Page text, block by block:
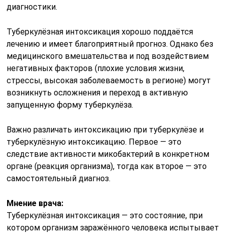
диагностики.
Туберкулёзная интоксикация хорошо поддаётся
лечению и имеет благоприятный прогноз. Однако без
медицинского вмешательства и под воздействием
негативных факторов (плохие условия жизни,
стрессы, высокая заболеваемость в регионе) могут
возникнуть осложнения и переход в активную
запущенную форму туберкулёза.
Важно различать интоксикацию при туберкулёзе и
туберкулёзную интоксикацию. Первое — это
следствие активности микобактерий в конкретном
органе (реакция организма), тогда как второе — это
самостоятельный диагноз.
Мнение врача:
Туберкулёзная интоксикация — это состояние, при
котором организм заражённого человека испытывает